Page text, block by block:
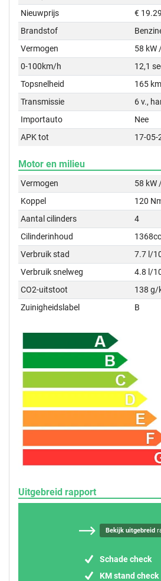
Nieuwprijs
€
Brandstof
Vermogen
58 kW
0-100km/h
12,1
Topsnelheid
165
Transmissie
6 v.,
Importauto
Nee
APK tot
17-05-
Motor en milieu
Vermogen
58 kW
Koppel
120
Aantal cilinders
4
Cilinderinhoud
1368cc
Verbruik stad
7.7 l/
Verbruik snelweg
4.8 l/
CO2-uitstoot
138 g/
Zuinigheidslabel
B
Uitgebreid rapport
Bekijk uitgebreid
Schade check
KM stand check